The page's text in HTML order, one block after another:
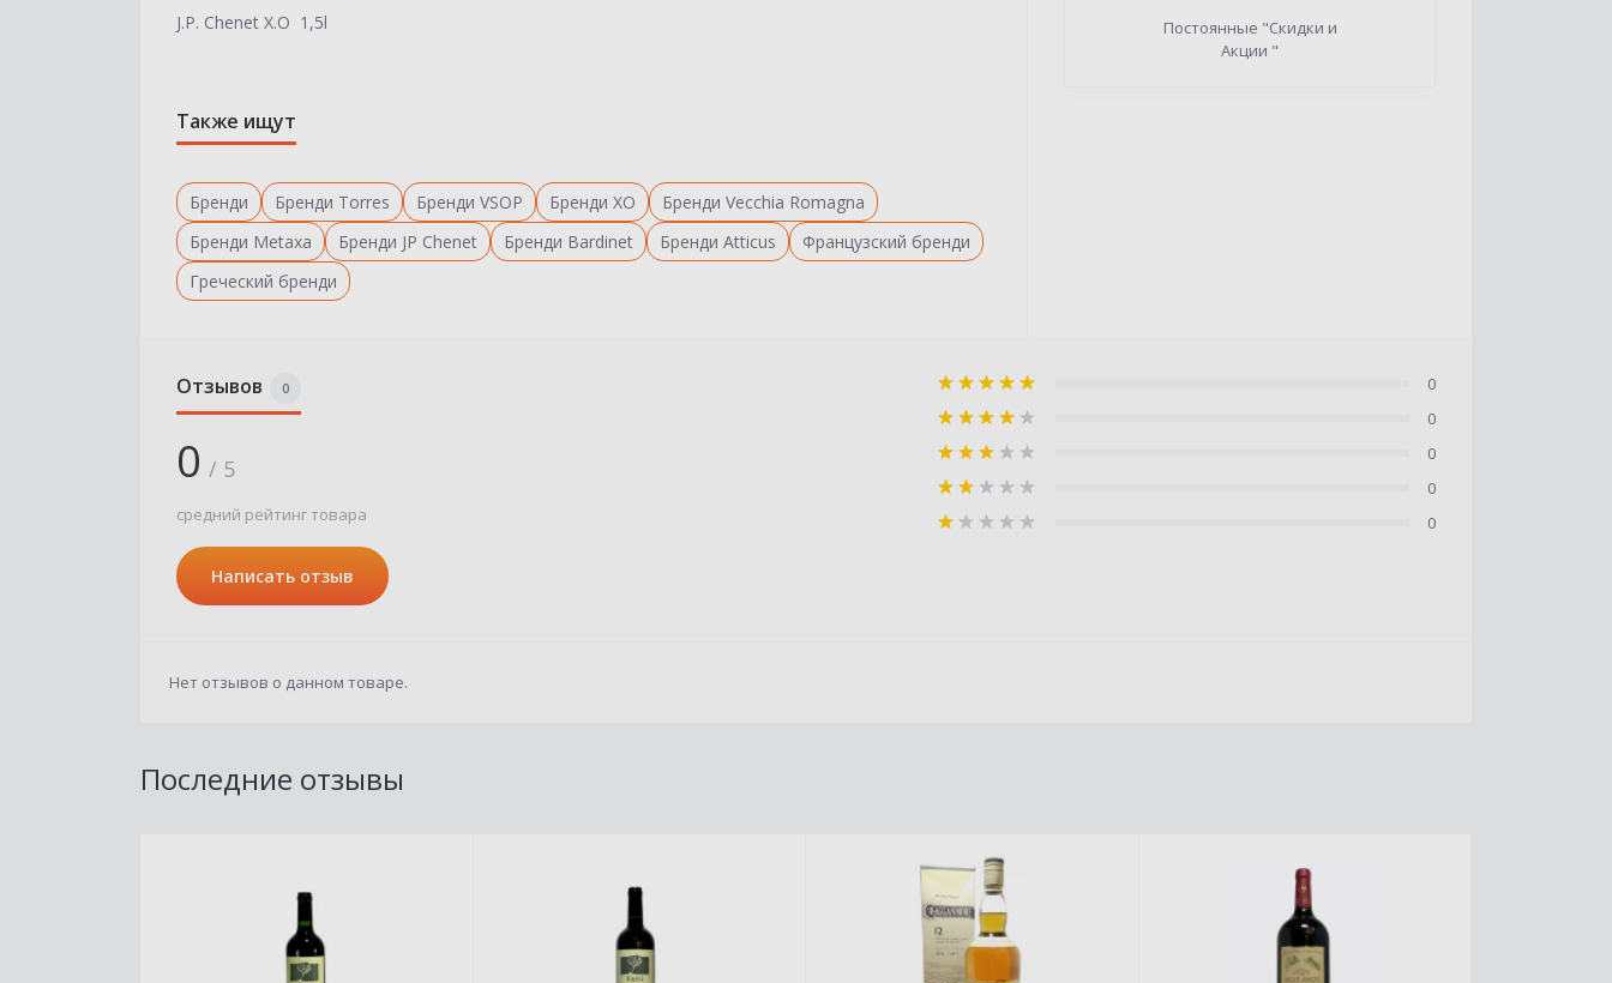
J.P. Chenet X.O 1,5l
Также ищут
Бренди Бренди Torres Бренди VSOP Бренди XO
Бренди Vecchia Romagna
Бренди Metaxa
Бренди JP Chenet Бренди Bardinet Бренди Atticus
Французский бренди
Греческий бренди
Постоянные "Скидки и
Акции "
Отзывов 0
0 / 5
средний рейтинг товара
Написать отзыв
0
0
0
0
0
Нет отзывов о данном товаре.
Последние отзывы